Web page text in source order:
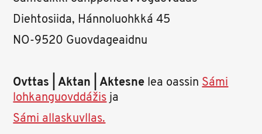
Diehtosiida, Hánnoluohkká 45
NO-9520 Guovdageaidnu
Ovttas | Aktan | Aktesne lea oassinSámi
lohkanguovddážisja
Sámi allaskuvllas.